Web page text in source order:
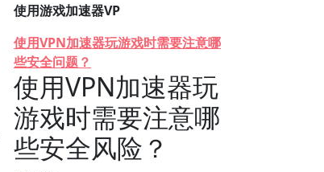
使用游戏加速器VP
使用VPN加速器玩游戏时需要注意哪
些安全问题？
使用VPN加速器玩
游戏时需要注意哪
些安全风险？